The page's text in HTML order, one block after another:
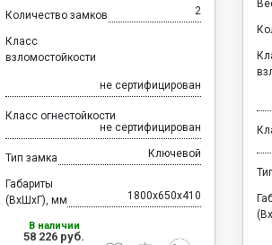
Количество замков 2
Класс
взломостойкости
не сертифицирован
Класс огнестойкости
не сертифицирован
Тип замка Ключевой
Габариты
(ВхШхГ), мм
1800x650x410
В наличии
58 226 руб.